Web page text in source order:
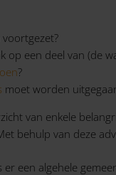
op een deel van (de
?
moet worden
van enkele
behulp van deze
er een algehele